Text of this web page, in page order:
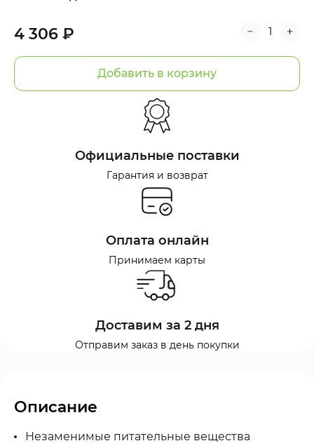
4 306 ₽
Добавить в корзину
Официальные поставки
Гарантия и возврат
Оплата онлайн
Принимаем карты
Доставим за 2 дня
Отправим заказ в день покупки
Описание
Незаменимые питательные вещества